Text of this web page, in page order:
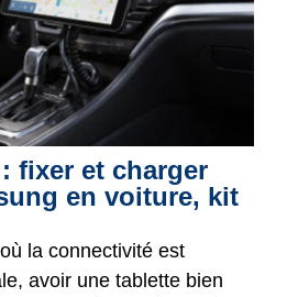
fixer et charger
en voiture, kit
la connectivité est
avoir une tablette bien